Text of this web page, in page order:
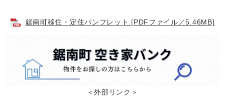
子育て情報 目
鋸南町移住・定住パンフレット [PDFファイル／5.46MB]
＜外部リンク＞